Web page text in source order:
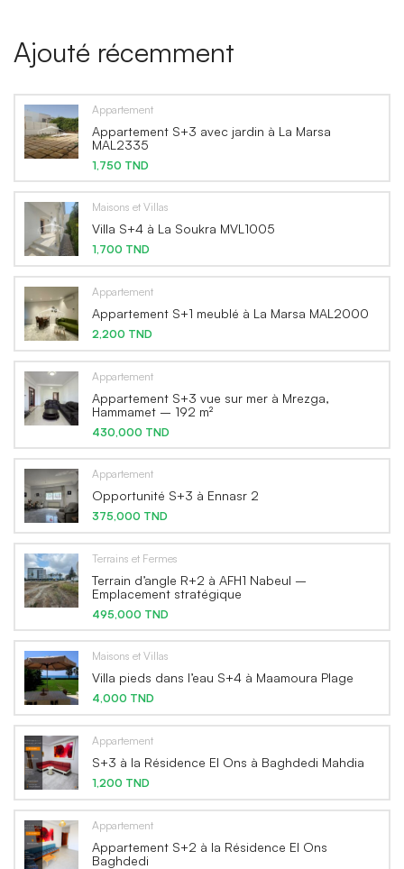
Ajouté récemment
Appartement
Appartement S+3 avec jardin à La Marsa
MAL2335
1,750 TND
Maisons et Villas
Villa S+4 à La Soukra MVL1005
1,700 TND
Appartement
Appartement S+1 meublé à La Marsa MAL2000
2,200 TND
Appartement
Appartement S+3 vue sur mer à Mrezga,
Hammamet – 192 m²
430,000 TND
Appartement
Opportunité S+3 à Ennasr 2
375,000 TND
Terrains et Fermes
Terrain d’angle R+2 à AFH1 Nabeul –
Emplacement stratégique
495,000 TND
Maisons et Villas
Villa pieds dans l’eau S+4 à Maamoura Plage
4,000 TND
Appartement
S+3 à la Résidence El Ons à Baghdedi Mahdia
1,200 TND
Appartement
Appartement S+2 à la Résidence El Ons
Baghdedi